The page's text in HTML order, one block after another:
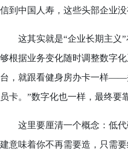
信到中国人寿，这些头部企业
这其实就是“企业长期主义”
够根据业务变化随时调整数字
台，就跟看健身房办卡一样——
员卡。”数字化也一样，最终要
这里要厘清一个概念：低代
建意味着你不再需要造，只需